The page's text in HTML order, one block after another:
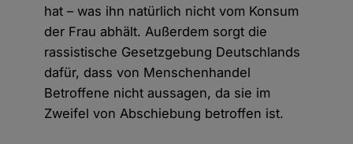
hat – was ihn natürlich nicht vom Konsum
der Frau abhält. Außerdem sorgt die
rassistische Gesetzgebung Deutschlands
dafür, dass von Menschenhandel
Betroffene nicht aussagen, da sie im
Zweifel von Abschiebung betroffen ist.